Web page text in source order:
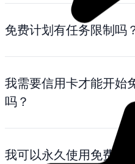
免费计划有任务限制吗
我需要信用卡才能开始
吗？
我可以永久使用免费计